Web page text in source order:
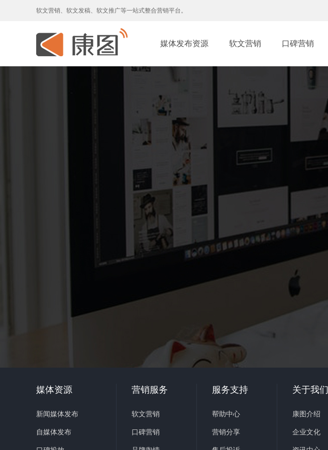
软文营销、软文发稿、软文推广等一站式整合营销平台。
媒体发布资源 软文营销 口碑营销
媒体资源
新闻媒体发布
自媒体发布
营销服务
软文营销
口碑营销
服务支持
帮助中心
营销分享
关于我们
康图介绍
企业文化